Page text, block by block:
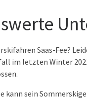
Saas-Fee?
im letzten Winter
kann sein